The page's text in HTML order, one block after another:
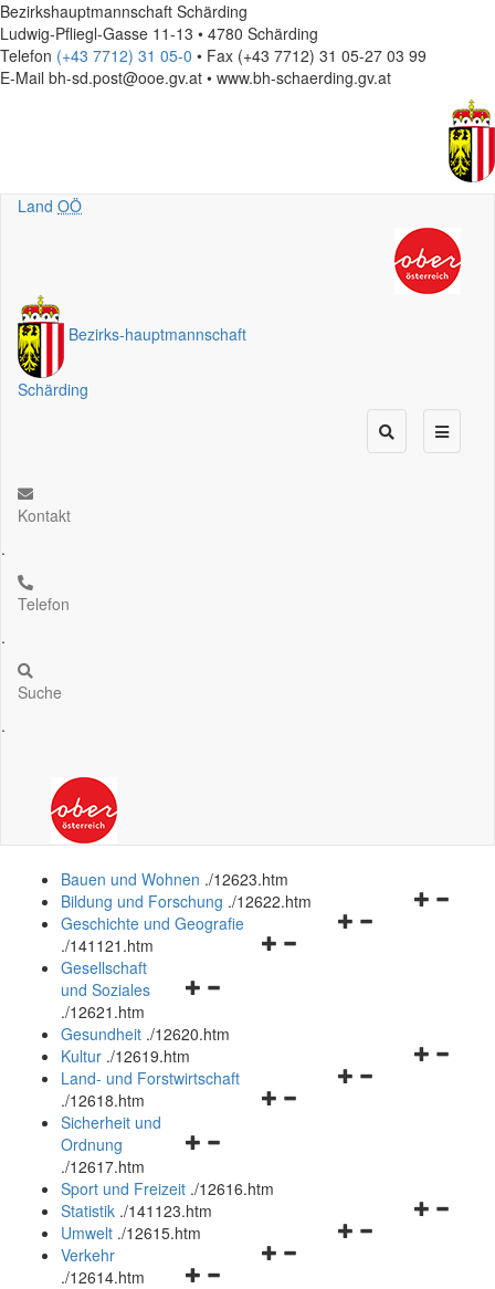
Bezirkshauptmannschaft Schärding
Ludwig-Pfliegl-Gasse 11-13 • 4780 Schärding
Telefon (+43 7712) 31 05-0 • Fax (+43 7712) 31 05-27 03 99
E-Mail bh-sd.post@ooe.gv.at • www.bh-schaerding.gv.at
Land OÖ
Bezirks-hauptmannschaft
Schärding
Kontakt
.
Telefon
.
Suche
.
Bauen und Wohnen ./12623.htm
Navigationsmenü
Bildung und Forschung ./12622.htm
Navigationsmenü
Geschichte und Geografie
./141121.htm
Navigationsmenü
und
schließen
Gesellschaft
und Soziales
./12621.htm
Gesundheit ./12620.htm
Navigationsmenü
Kultur ./12619.htm
Navigationsmenü
Land- und Forstwirtschaft
./12618.htm
Navigationsmenü
und
schließen
Sicherheit und
Ordnung
./12617.htm
Sport und Freizeit ./12616.htm
Navigationsmenü
Statistik ./141123.htm
Navigationsmenü
Umwelt ./12615.htm
Navigationsmenü
Verkehr
./12614.htm